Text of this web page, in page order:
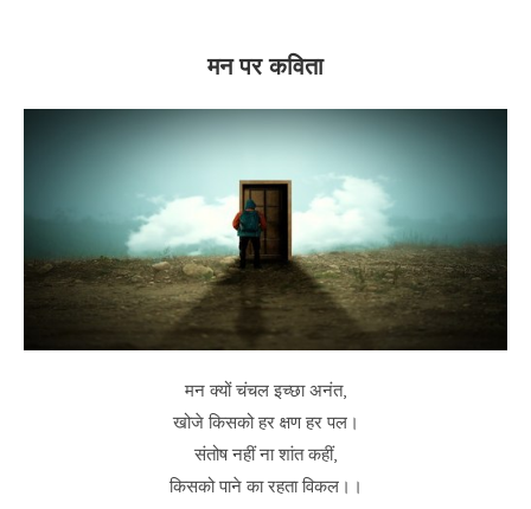
मन पर कविता
मन क्यों चंचल इच्छा अनंत,
खोजे किसको हर क्षण हर पल।
संतोष नहीं ना शांत कहीं,
किसको पाने का रहता विकल।।